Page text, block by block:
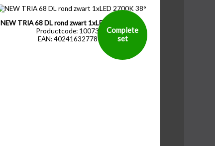
NEW TRIA 68 DL rond zwart 1xLED 2700K 38°
Productcode: 1007386
EAN: 4024163277815
Complete
set